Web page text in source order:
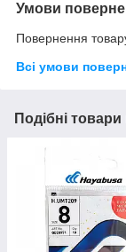
Умови
Повернення
Всі умови
Подібні товари